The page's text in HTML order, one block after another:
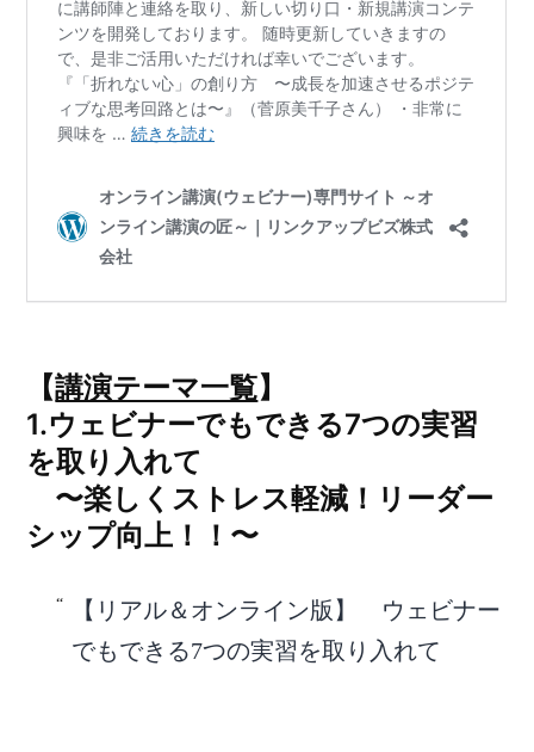
【講演テーマ一覧】
1.ウェビナーでもできる7つの実習
を取り入れて
〜楽しくストレス軽減！リーダー
シップ向上！！〜
【リアル＆オンライン版】 ウェビナー
でもできる7つの実習を取り入れて